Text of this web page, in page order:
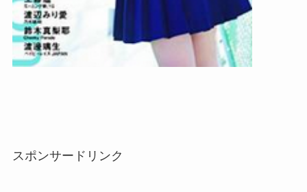
スポンサードリンク